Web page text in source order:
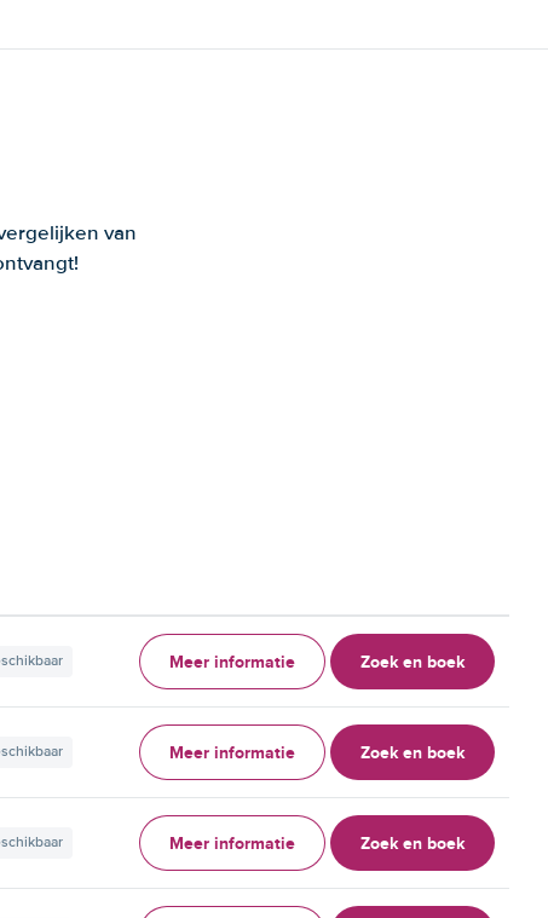
van
Meer informatie Zoek en boek
Meer informatie Zoek en boek
Meer informatie Zoek en boek